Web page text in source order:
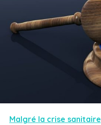
Malgré la crise sanitaire